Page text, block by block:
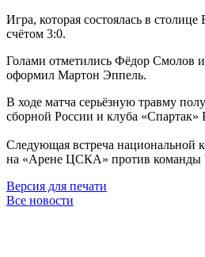
Игра, которая состоялась в
счётом 3:0.
Голами отметились Фёдор Смолов
оформил Мартон Эппель.
В ходе матча серьёзную травму
сборной России и клуба «Спартак»
Следующая встреча национальной
на «Арене ЦСКА» против команды
Версия для печати
Все новости